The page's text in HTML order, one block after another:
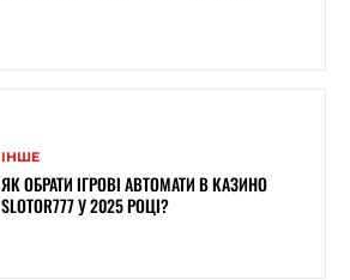
ІНШЕ
ЯК ОБРАТИ ІГРОВІ АВТОМАТИ В КАЗИНО
SLOTOR777 У 2025 РОЦІ?